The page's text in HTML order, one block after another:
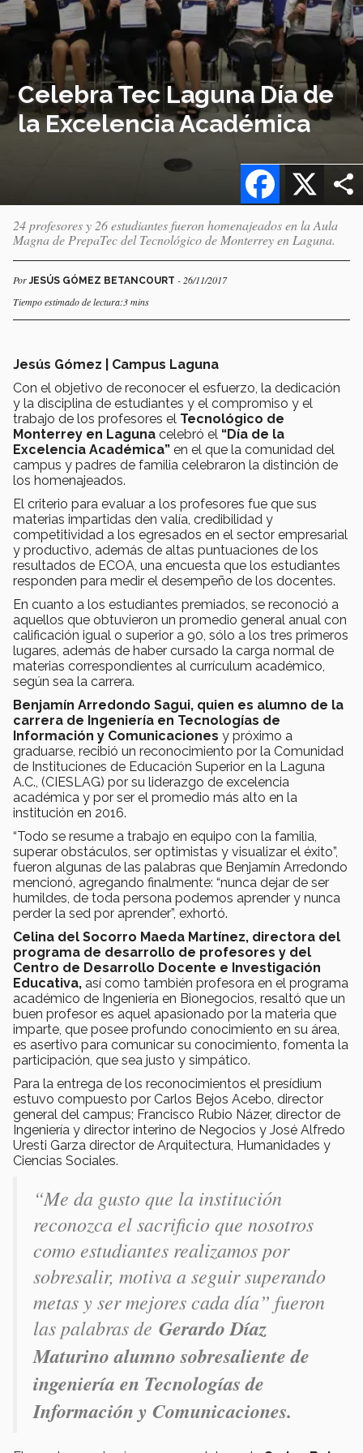
Celebra Tec Laguna Día de
la Excelencia Académica
X
Facebook
24 profesores y 26 estudiantes fueron homenajeados en la Aula
Magna de PrepaTec del Tecnológico de Monterrey en Laguna.
PorJESÚS GÓMEZ BETANCOURT - 26/11/2017
Tiempo estimado de lectura:3 mins
Jesús Gómez | Campus Laguna
Con el objetivo de reconocer el esfuerzo, la dedicación
y la disciplina de estudiantes y el compromiso y el
trabajo de los profesores el Tecnológico de
Monterrey en Laguna celebró el “Día de la
Excelencia Académica” en el que la comunidad del
campus y padres de familia celebraron la distinción de
los homenajeados.
El criterio para evaluar a los profesores fue que sus
materias impartidas den valía, credibilidad y
competitividad a los egresados en el sector empresarial
y productivo, además de altas puntuaciones de los
resultados de ECOA, una encuesta que los estudiantes
responden para medir el desempeño de los docentes.
En cuanto a los estudiantes premiados, se reconoció a
aquellos que obtuvieron un promedio general anual con
calificación igual o superior a 90, sólo a los tres primeros
lugares, además de haber cursado la carga normal de
materias correspondientes al currículum académico,
según sea la carrera.
Benjamín Arredondo Sagui, quien es alumno de la
carrera de Ingeniería en Tecnologías de
Información y Comunicaciones y próximo a
graduarse, recibió un reconocimiento por la Comunidad
de Instituciones de Educación Superior en la Laguna
A.C., (CIESLAG) por su liderazgo de excelencia
académica y por ser el promedio más alto en la
institución en 2016.
“Todo se resume a trabajo en equipo con la familia,
superar obstáculos, ser optimistas y visualizar el éxito”,
fueron algunas de las palabras que Benjamín Arredondo
mencionó, agregando finalmente: “nunca dejar de ser
humildes, de toda persona podemos aprender y nunca
perder la sed por aprender”, exhortó.
Celina del Socorro Maeda Martínez, directora del
programa de desarrollo de profesores y del
Centro de Desarrollo Docente e Investigación
Educativa, así como también profesora en el programa
académico de Ingeniería en Bionegocios, resaltó que un
buen profesor es aquel apasionado por la materia que
imparte, que posee profundo conocimiento en su área,
es asertivo para comunicar su conocimiento, fomenta la
participación, que sea justo y simpático.
Para la entrega de los reconocimientos el presídium
estuvo compuesto por Carlos Bejos Acebo, director
general del campus; Francisco Rubio Názer, director de
Ingeniería y director interino de Negocios y José Alfredo
Uresti Garza director de Arquitectura, Humanidades y
Ciencias Sociales.
“Me da gusto que la institución
reconozca el sacrificio que nosotros
como estudiantes realizamos por
sobresalir, motiva a seguir superando
metas y ser mejores cada día” fueron
las palabras de Gerardo Díaz
Maturino alumno sobresaliente de
ingeniería en Tecnologías de
Información y Comunicaciones.